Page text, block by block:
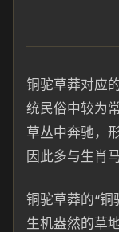
铜驼草莽对应
统民俗中较为
草丛中奔驰，
因此多与生肖
铜驼草莽的“铜
生机盎然的草